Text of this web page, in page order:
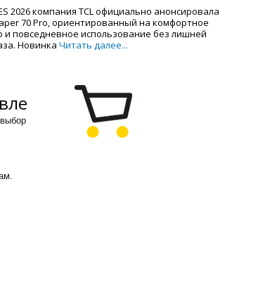
2026 компания TCL официально анонсировала
70 Pro, ориентированный на комфортное
и повседневное использование без лишней
Новинка Читать далее...